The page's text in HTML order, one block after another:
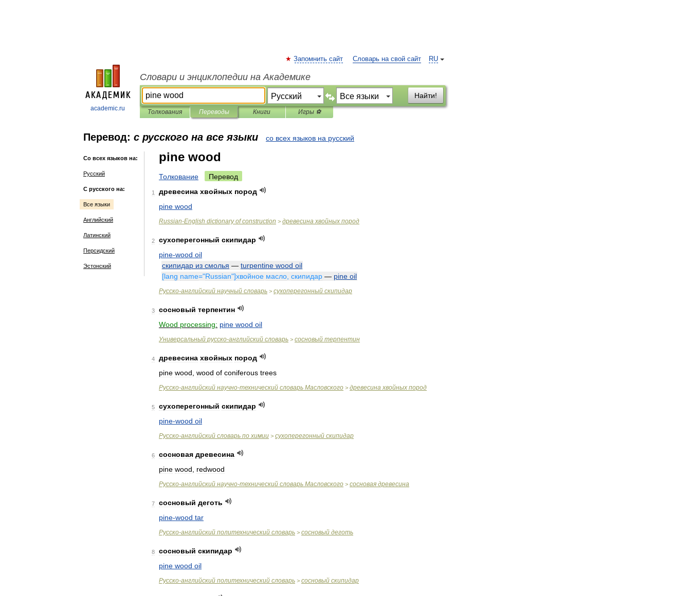
academic.ru
RU
Запомнить сайт Словарь на свой сайт
Словари и энциклопедии на Академике
Найти!
Толкования Переводы Книги Игры ⚽
Перевод: с русского на все языки со всех языков на русский
Со всех языков на:
Русский
С русского на:
Все языки
Английский
Латинский
Персидский
Эстонский
pine wood
Толкование Перевод
1 древесина хвойных пород
pine wood
Russian-English dictionary of construction > древесина хвойных пород
2 сухоперегонный скипидар
pine-wood oil
скипидар из смолья — turpentine wood oil
[lang name="Russian"]хвойное масло скипидар — pine oil
Русско-английский научный словарь > сухоперегонный скипидар
3 сосновый терпентин
Wood processing: pine wood oil
Универсальный русско-английский словарь > сосновый терпентин
4 древесина хвойных пород
pine wood wood of coniferous trees
Русско-английский научно-технический словарь Масловского > древесина хвойных пород
5 сухоперегонный скипидар
pine-wood oil
Русско-английский словарь по химии > сухоперегонный скипидар
6 сосновая древесина
pine wood redwood
Русско-английский научно-технический словарь Масловского > сосновая древесина
7 сосновый деготь
pine-wood tar
Русско-английский политехнический словарь > сосновый деготь
8 сосновый скипидар
pine wood oil
Русско-английский политехнический словарь > сосновый скипидар